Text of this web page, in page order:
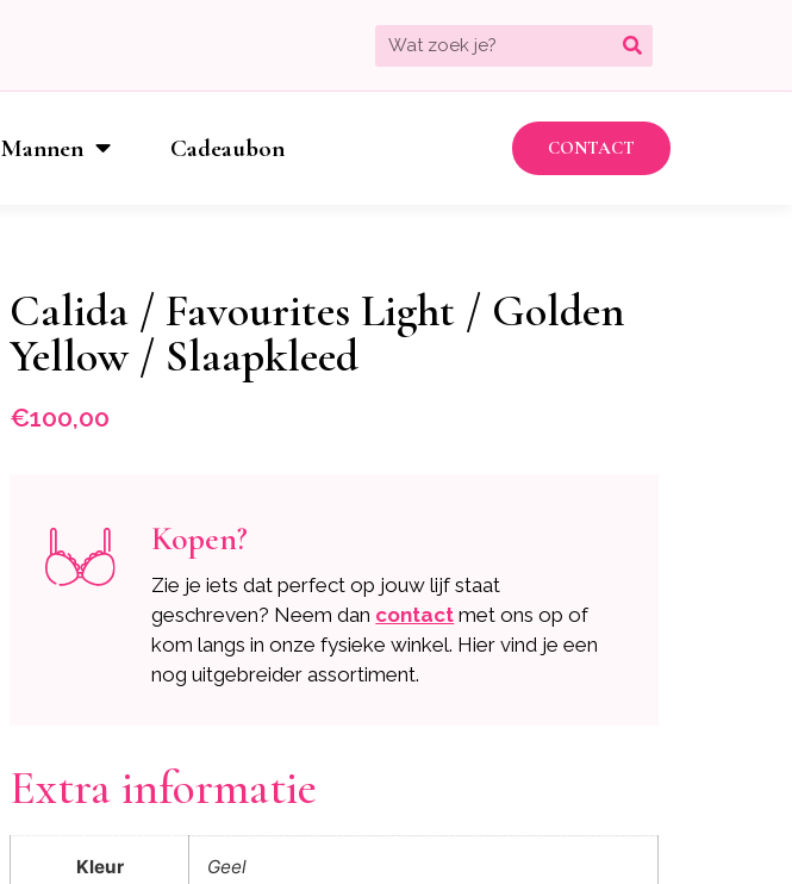
Mannen Cadeaubon CONTACT
Calida / Favourites Light / Golden
Yellow / Slaapkleed
€100,00
Kopen?
Zie je iets dat perfect op jouw lijf staat
geschreven? Neem dan contact met ons op of
kom langs in onze fysieke winkel. Hier vind je een
nog uitgebreider assortiment.
Extra informatie
Kleur Geel